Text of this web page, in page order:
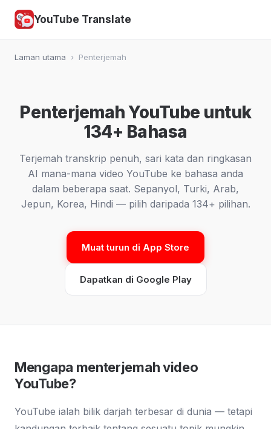
YouTube Translate
Laman utama › Penterjemah
Penterjemah YouTube untuk
134+ Bahasa
Terjemah transkrip penuh, sari kata dan ringkasan
AI mana-mana video YouTube ke bahasa anda
dalam beberapa saat. Sepanyol, Turki, Arab,
Jepun, Korea, Hindi — pilih daripada 134+ pilihan.
Muat turun di App Store
Dapatkan di Google Play
Mengapa menterjemah video
YouTube?
YouTube ialah bilik darjah terbesar di dunia — tetapi